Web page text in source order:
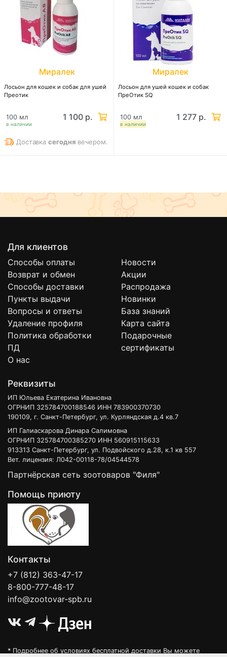
Миралек
Лосьон для кошек и собак для ушей
Преотик
в наличии
100 мл 1 100 р.
Доставкасегодня вечером.
Миралек
Лосьон для ушей кошек и собак
ПреОтик SQ
в наличии
100 мл 1 277 р.
Для клиентов
Способы оплаты
Возврат и обмен
Способы доставки
Пункты выдачи
Вопросы и ответы
Удаление профиля
Политика обработки
ПД
О нас
Новости
Акции
Распродажа
Новинки
База знаний
Карта сайта
Подарочные
сертификаты
Реквизиты
ИП Юльева Екатерина Ивановна
ОГРНИП 325784700188546 ИНН 783900370730
190109, г. Санкт-Петербург, ул. Курляндская д.4 кв.7
ИП Галиаскарова Динара Салимовна
ОГРНИП 325784700385270 ИНН 560915115633
913313 Санкт-Петербург, ул. Подвойского д.28, к.1 кв 557
Вет. лицензия: Л042-00118-78/04544578
Партнёрская сеть зоотоваров "Филя"
Помощь приюту
Контакты
+7 (812) 363-47-17
8-800-777-48-17
info@zootovar-spb.ru
* Подробнее об условиях бесплатной доставки Вы можете